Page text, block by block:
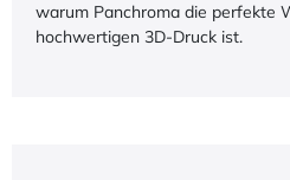
warum Panchroma die perfekte
hochwertigen 3D-Druck ist.